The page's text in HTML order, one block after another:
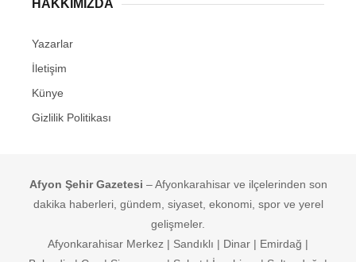
HAKKIMIZDA
Yazarlar
İletişim
Künye
Gizlilik Politikası
Afyon Şehir Gazetesi – Afyonkarahisar ve ilçelerinden son
dakika haberleri, gündem, siyaset, ekonomi, spor ve yerel
gelişmeler.
Afyonkarahisar Merkez | Sandıklı | Dinar | Emirdağ |